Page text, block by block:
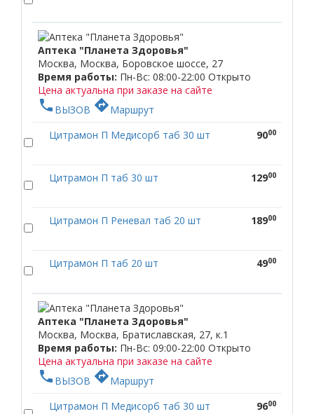
Аптека "Планета Здоровья"
Москва, Москва, Боровское шоссе, 27
Время работы: Пн-Вс: 08:00-22:00 Открыто
Цена актуальна при заказе на сайте
phone ВЫЗОВ directionsМаршрут
Цитрамон П Медисорб таб 30 шт
9000
Цитрамон П таб 30 шт 12900
Цитрамон П Реневал таб 20 шт 18900
Цитрамон П таб 20 шт 4900
Аптека "Планета Здоровья"
Москва, Москва, Братиславская, 27, к.1
Время работы: Пн-Вс: 09:00-22:00 Открыто
Цена актуальна при заказе на сайте
phone ВЫЗОВ directionsМаршрут
Цитрамон П Медисорб таб 30 шт
9600